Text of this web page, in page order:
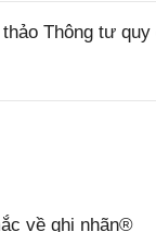
Thông tư
về ghi nhãn®